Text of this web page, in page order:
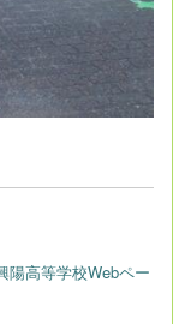
陽高等学校Webペー